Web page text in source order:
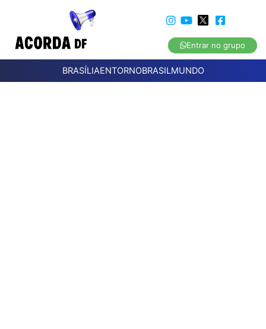
Entrar no grupo
BRASÍLIAENTORNOBRASILMUNDO